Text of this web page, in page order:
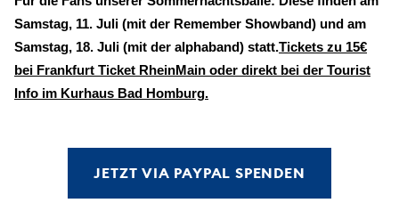
Samstag, 11. Juli (mit der Remember Showband) und am
Samstag, 18. Juli (mit der alphaband) statt.Tickets zu 15€
bei Frankfurt Ticket RheinMain oder direkt bei der Tourist
Info im Kurhaus Bad Homburg.
JETZT VIA PAYPAL SPENDEN